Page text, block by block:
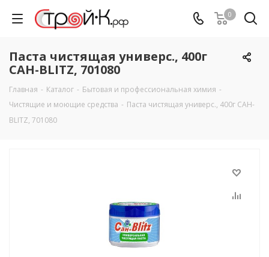
0
Паста чистящая универс., 400г
САН-BLITZ, 701080
Главная - Каталог - Бытовая и профессиональная химия -
Чистящие и моющие средства - Паста чистящая универс., 400г САН-
BLITZ, 701080